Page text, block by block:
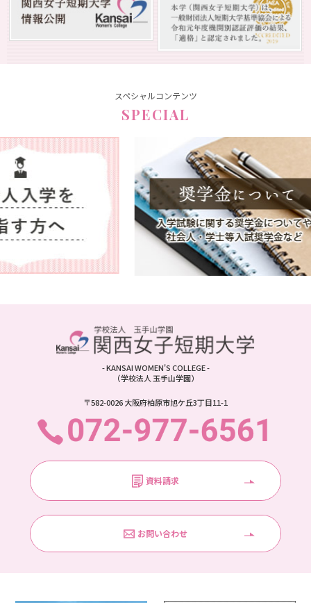
スペシャルコンテンツ
SPECIAL
- KANSAI WOMEN'S COLLEGE -
（学校法人 玉手山学園）
〒582-0026 大阪府柏原市旭ケ丘3丁目11-1
資料請求
お問い合わせ